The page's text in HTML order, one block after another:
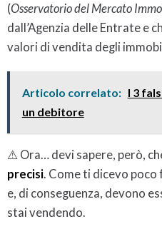
(Osservatorio del Mercato
dall’Agenzia delle Entrate e
valori di vendita degli
Articolo correlato: I 3
un debitore
⚠ Ora… devi sapere, però,
precisi. Come ti dicevo poco
e, di conseguenza, devono
stai vendendo.